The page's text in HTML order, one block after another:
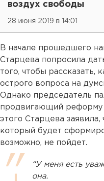
воздух свободы
28 июня 2019 в 14:01
В начале прошедшего
Старцева попросила
того, чтобы рассказать,
острого вопроса на
Однако председатель
продвигающий реформу
этого Старцева
который будет
возможно, не пойдет.
“У меня есть
она.